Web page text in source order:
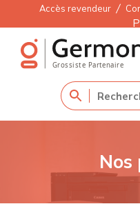
Accès revendeur
Nos